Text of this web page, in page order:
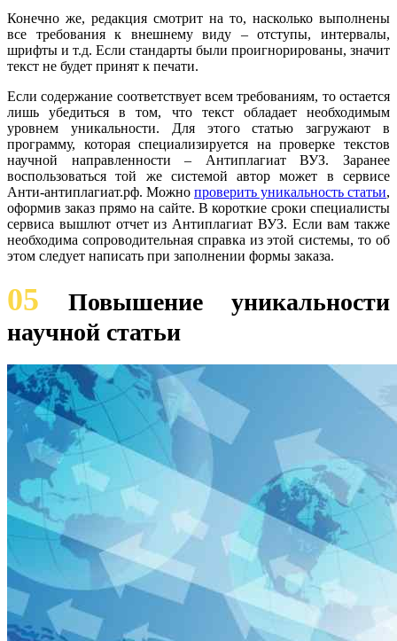
Конечно же, редакция смотрит на то, насколько выполнены
все требования к внешнему виду – отступы, интервалы,
шрифты и т.д. Если стандарты были проигнорированы, значит
текст не будет принят к печати.
Если содержание соответствует всем требованиям, то остается
лишь убедиться в том, что текст обладает необходимым
уровнем уникальности. Для этого статью загружают в
программу, которая специализируется на проверке текстов
научной направленности – Антиплагиат ВУЗ. Заранее
воспользоваться той же системой автор может в сервисе
Анти-антиплагиат.рф. Можно проверить уникальность статьи,
оформив заказ прямо на сайте. В короткие сроки специалисты
сервиса вышлют отчет из Антиплагиат ВУЗ. Если вам также
необходима сопроводительная справка из этой системы, то об
этом следует написать при заполнении формы заказа.
05 Повышение уникальности
научной статьи